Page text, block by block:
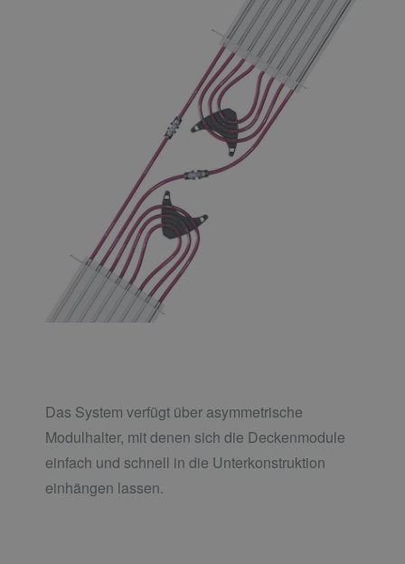
Das System verfügt über asymmetrische
Modulhalter, mit denen sich die Deckenmodule
einfach und schnell in die Unterkonstruktion
einhängen lassen.